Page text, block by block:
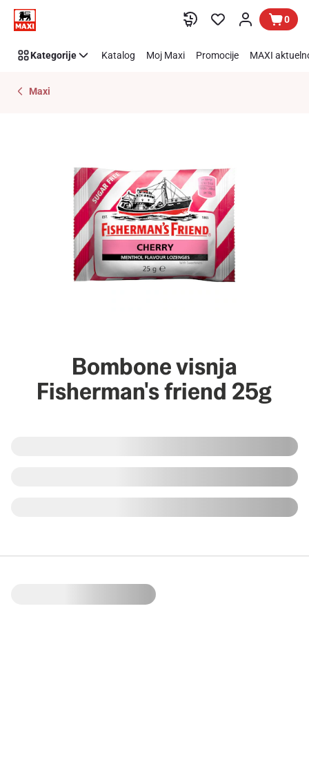
Preskoči link 0
Kategorije Katalog Moj Maxi Promocije MAXI
Maxi
Bombone visnja
Fisherman's friend 25g